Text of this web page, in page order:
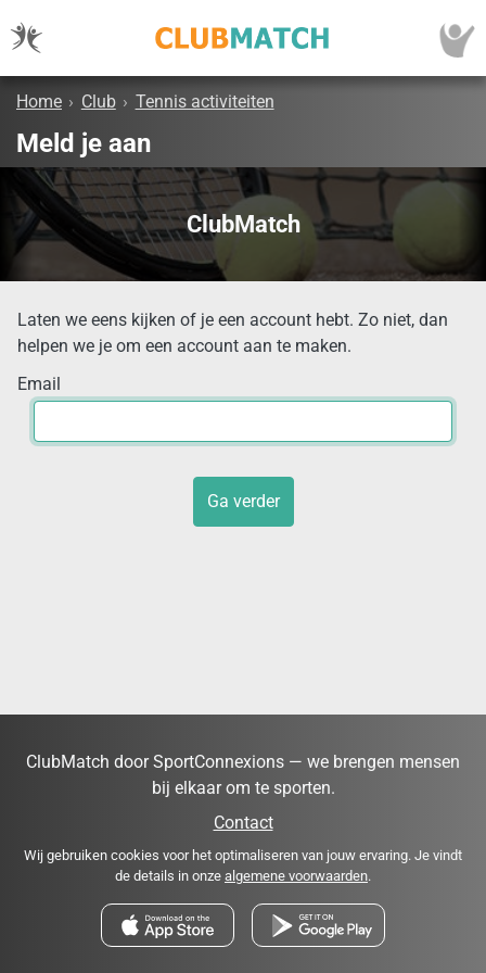
Home › Club › Tennis activiteiten
Meld je aan
ClubMatch
Laten we eens kijken of je een account hebt. Zo niet, dan
helpen we je om een account aan te maken.
Email
Ga verder
ClubMatch door SportConnexions — we brengen mensen
bij elkaar om te sporten.
Contact
Wij gebruiken cookies voor het optimaliseren van jouw ervaring. Je vindt
de details in onze algemene voorwaarden.